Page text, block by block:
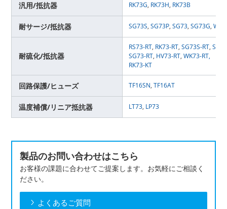
汎用/抵抗器 RK73G, RK73H, RK73B
耐サージ/抵抗器 SG73S,SG73P,SG73,SG73G,
耐硫化/抵抗器
RS73-RT, RK73-RT,SG73S-RT,
SG73-RT, HV73-RT,WK73-RT,
RK73-KT
回路保護/ヒューズ TF16SN,TF16AT
温度補償/リニア抵抗器 LT73, LP73
製品のお問い合わせはこちら
お客様の課題に合わせてご提案します。お気軽にご相談く
ださい。
よくあるご質問